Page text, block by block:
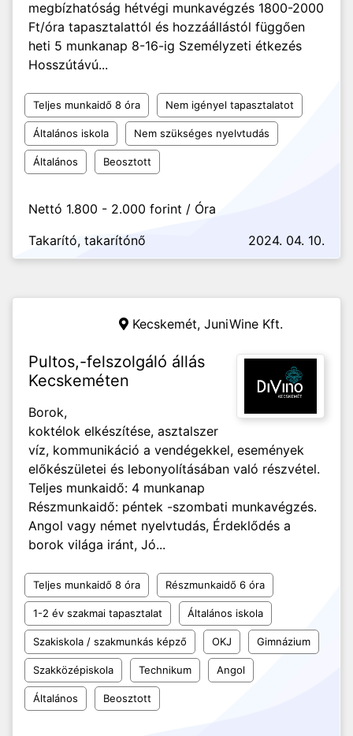
megbízhatóság hétvégi munkavégzés 1800-2000
Ft/óra tapasztalattól és hozzáállástól függően
heti 5 munkanap 8-16-ig Személyzeti étkezés
Hosszútávú...
Teljes munkaidő 8 óra Nem igényel tapasztalatot
Általános iskola Nem szükséges nyelvtudás
Általános Beosztott
Nettó 1.800 - 2.000 forint / Óra
Takarító, takarítónő
2024. 04. 10.
Kecskemét, JuniWine Kft.
Pultos,-felszolgáló állás
Kecskeméten
Borok,
koktélok elkészítése, asztalszer
víz, kommunikáció a vendégekkel, események
előkészületei és lebonyolításában való részvétel.
Teljes munkaidő: 4 munkanap
Részmunkaidő: péntek -szombati munkavégzés.
Angol vagy német nyelvtudás, Érdeklődés a
borok világa iránt, Jó...
Teljes munkaidő 8 óra Részmunkaidő 6 óra
1-2 év szakmai tapasztalat Általános iskola
Szakiskola / szakmunkás képző OKJ Gimnázium
Szakközépiskola Technikum Angol
Általános Beosztott